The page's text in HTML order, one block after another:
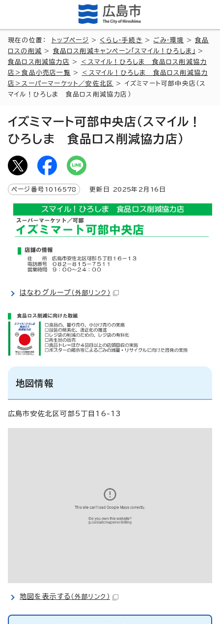
現在の位置： トップページ > くらし・手続き > ごみ・環境 >食品
ロスの削減 > 食品ロス削減キャンペーン「スマイル！ひろしま」
>
食品ロス削減協力店
>
＜スマイル！ひろしま 食品ロス削減協力
店＞食品小売店一覧
>
＜スマイル！ひろしま 食品ロス削減協力
店＞スーパーマーケット／安佐北区
> イズミマート可部中央店（ス
マイル！ひろしま 食品ロス削減協力店）
イズミマート可部中央店（スマイル！
ひろしま 食品ロス削減協力店）
ページ番号 1016578 更新日 2025年2月 16 日
はなわグループ （外部リンク）
地図情報
広島市安佐北区可部5丁目16-13
地図を表示する （外部リンク）